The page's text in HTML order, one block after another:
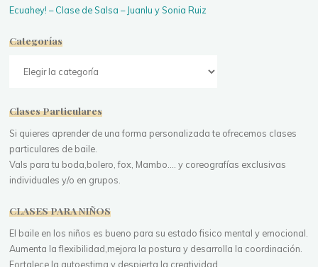
Ecuahey! – Clase de Salsa – Juanlu y Sonia Ruiz
Categorías
Clases Particulares
Si quieres aprender de una forma personalizada te ofrecemos clases
particulares de baile.
Vals para tu boda,bolero, fox, Mambo.... y coreografías exclusivas
individuales y/o en grupos.
CLASES PARA NIÑOS
El baile en los niños es bueno para su estado fisico mental y emocional.
Aumenta la flexibilidad,mejora la postura y desarrolla la coordinación.
Fortalece la autoestima y despierta la creatividad.